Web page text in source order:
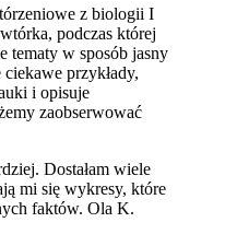
z biologii I
podczas której
tematy w sposób jasny
przykłady,
i opisuje
zaobserwować
Dostałam wiele
mi się wykresy, które
faktów. Ola K.